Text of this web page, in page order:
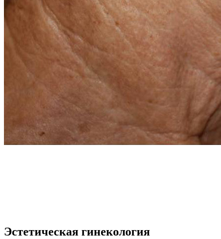
Эстетическая гинекология